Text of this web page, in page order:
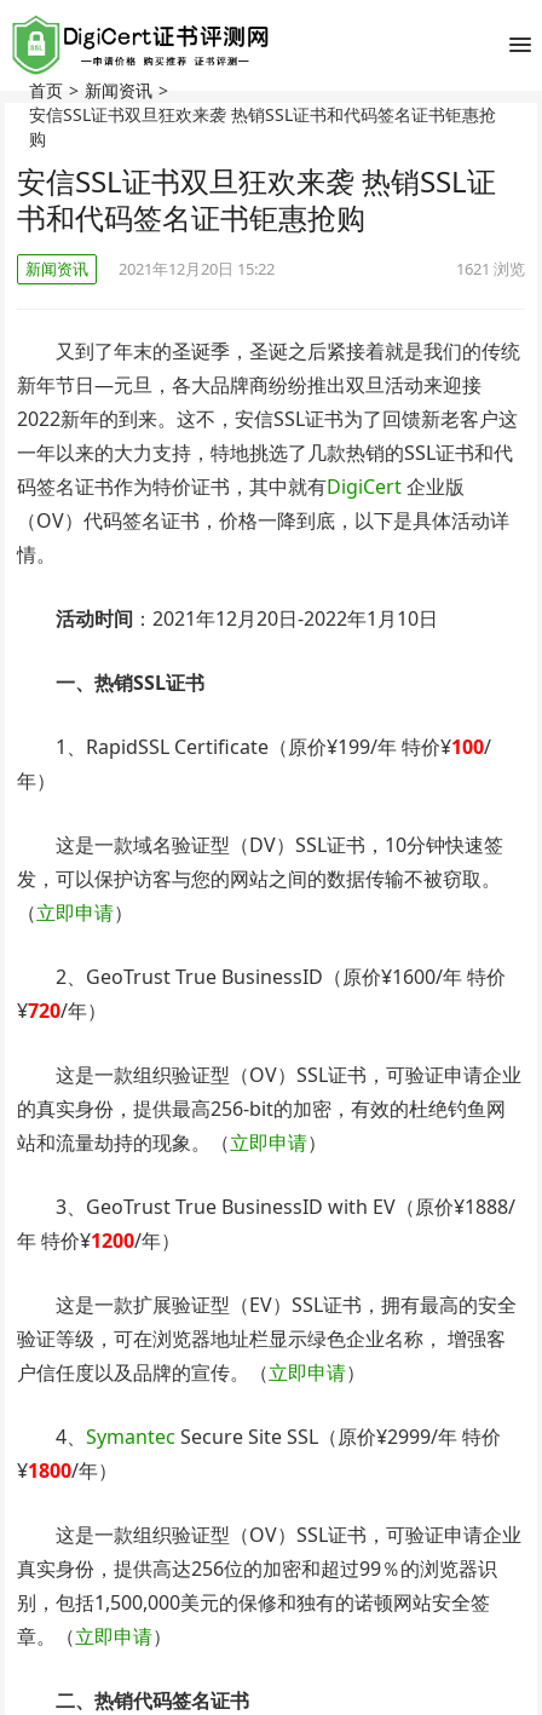
首页 > 新闻资讯 >
安信SSL证书双旦狂欢来袭 热销SSL证书和代码签名证书钜惠抢
购
安信SSL证书双旦狂欢来袭 热销SSL证
书和代码签名证书钜惠抢购
新闻资讯 2021年12月20日 15:22 1621 浏览
又到了年末的圣诞季，圣诞之后紧接着就是我们的传统
新年节日—元旦，各大品牌商纷纷推出双旦活动来迎接
2022新年的到来。这不，安信SSL证书为了回馈新老客户这
一年以来的大力支持，特地挑选了几款热销的SSL证书和代
码签名证书作为特价证书，其中就有DigiCert企业版
（OV）代码签名证书，价格一降到底，以下是具体活动详
情。
活动时间 ：2021年12月20日-2022年1月10日
一、热销SSL证书
1、RapidSSL Certificate（原价¥199/年 特价¥100/
年）
这是一款域名验证型（DV）SSL证书，10分钟快速签
发，可以保护访客与您的网站之间的数据传输不被窃取。
（立即申请）
2、GeoTrust True BusinessID（原价¥1600/年 特价
¥720/年）
这是一款组织验证型（OV）SSL证书，可验证申请企业
的真实身份，提供最高256-bit的加密，有效的杜绝钓鱼网
站和流量劫持的现象。（立即申请）
3、GeoTrust True BusinessID with EV（原价¥1888/
年 特价¥1200/年）
这是一款扩展验证型（EV）SSL证书，拥有最高的安全
验证等级，可在浏览器地址栏显示绿色企业名称， 增强客
户信任度以及品牌的宣传。（立即申请）
4、Symantec Secure Site SSL（原价¥2999/年 特价
¥1800/年）
这是一款组织验证型（OV）SSL证书，可验证申请企业
真实身份，提供高达256位的加密和超过99％的浏览器识
别，包括1,500,000美元的保修和独有的诺顿网站安全签
章。（立即申请）
二、热销代码签名证书